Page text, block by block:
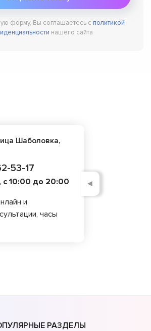
форму, Вы соглашаетесь с политикой
нашего сайта
Шаболовка,
53-17
с 10:00 до 20:00
и
часы
◄
РАЗДЕЛЫ